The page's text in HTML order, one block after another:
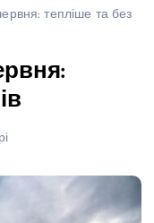
тепліше та без